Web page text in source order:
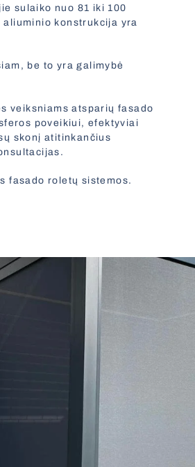
sulaiko nuo 81 iki 100
konstrukcija yra
be to yra galimybė
veiksniams atsparių fasado
poveikiui, efektyviai
skonį atitinkančius
fasado roletų sistemos.